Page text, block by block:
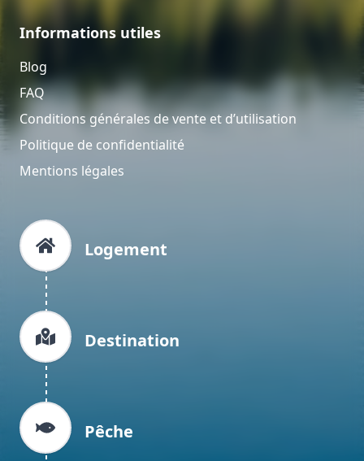
Informations utiles
Blog
FAQ
Conditions générales de vente et d’utilisation
Politique de confidentialité
Mentions légales
Logement
Destination
Pêche